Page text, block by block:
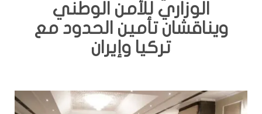
الوزاري للأمن الوطني
ويناقشان تأمين الحدود مع
تركيا وإيران